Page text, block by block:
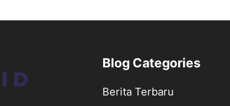
Blog Categories
Berita Terbaru